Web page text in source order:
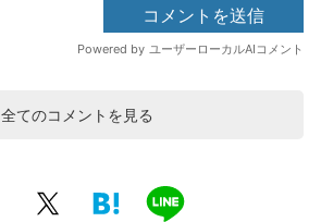
全てのコメントを見る